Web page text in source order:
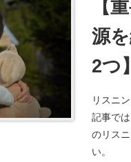
【
源
2つ】
リスニ
記事で
のリス
い。